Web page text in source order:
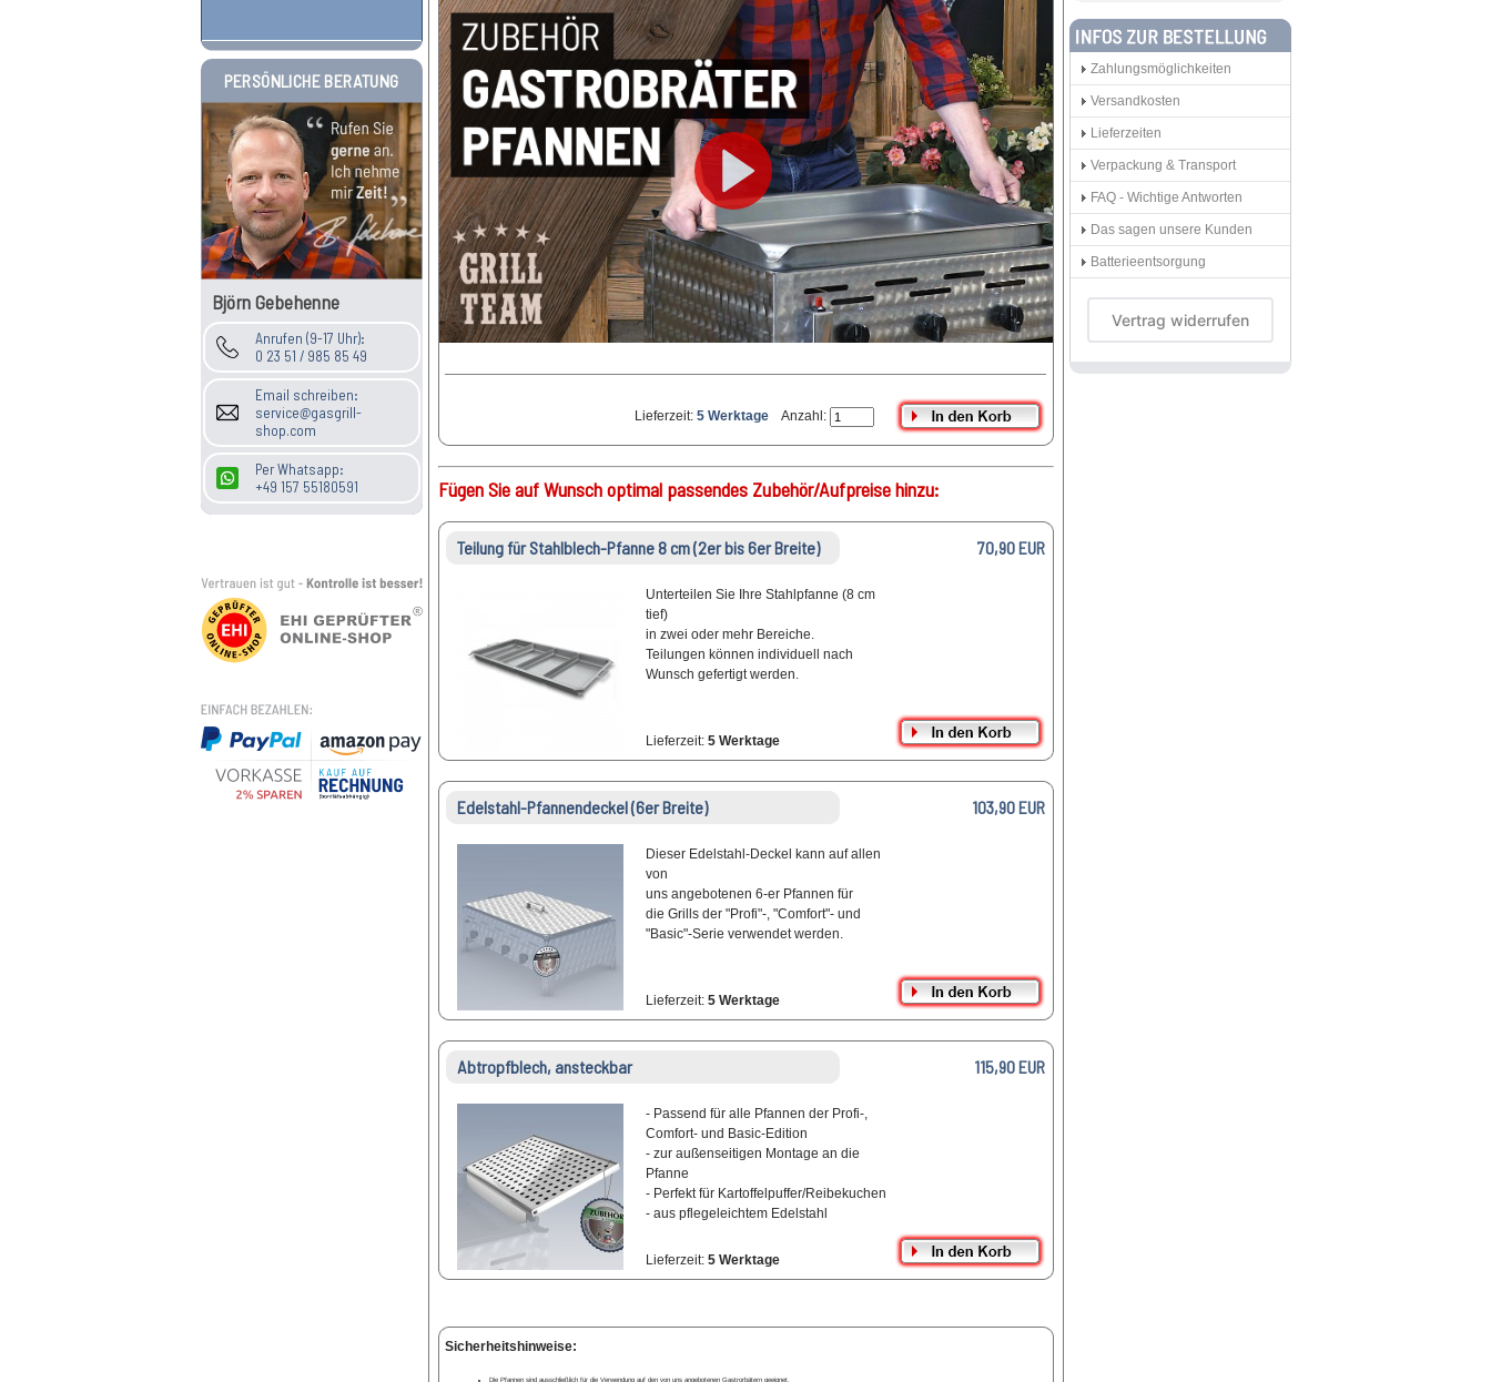
PERSÖNLICHE BERATUNG
Björn Gebehenne
Anrufen (9-17 Uhr):
0 23 51 / 985 85 49
Email schreiben:
service@gasgrill-
shop.com
Per Whatsapp:
+49 157 55180591
Lieferzeit: 5 WerktageAnzahl:
Fügen Sie auf Wunsch optimal passendes Zubehör/Aufpreise hinzu:
Teilung für Stahlblech-Pfanne 8 cm (2er bis 6er Breite) 70,90 EUR
Unterteilen Sie Ihre Stahlpfanne (8 cm
tief)
in zwei oder mehr Bereiche.
Teilungen können individuell nach
Wunsch gefertigt werden.
Lieferzeit: 5 Werktage
Edelstahl-Pfannendeckel (6er Breite) 103,90 EUR
Dieser Edelstahl-Deckel kann auf allen
von
uns angebotenen 6-er Pfannen für
die Grills der "Profi"-, "Comfort"- und
"Basic"-Serie verwendet werden.
Lieferzeit: 5 Werktage
Abtropfblech, ansteckbar 115,90 EUR
- Passend für alle Pfannen der Profi-,
Comfort- und Basic-Edition
- zur außenseitigen Montage an die
Pfanne
- Perfekt für Kartoffelpuffer/Reibekuchen
- aus pflegeleichtem Edelstahl
Lieferzeit: 5 Werktage
Sicherheitshinweise:
Die Pfannen sind ausschließlich für die Verwendung auf den von uns angebotenen Gastrorbätern geeignet.
Zahlungsmöglichkeiten
Versandkosten
Lieferzeiten
Verpackung & Transport
FAQ - Wichtige Antworten
Das sagen unsere Kunden
Batterieentsorgung
Vertrag widerrufen